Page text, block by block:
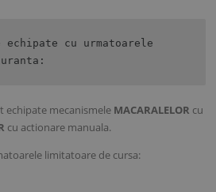
echipate cu urmatoarele
echipate mecanismele MACARALELOR cu
cu actionare manuala.
limitatoare de cursa: